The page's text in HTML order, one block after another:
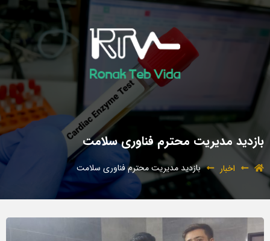
بازدید مدیریت محترم فناوری سلامت
اخبار بازدید مدیریت محترم فناوری سلامت